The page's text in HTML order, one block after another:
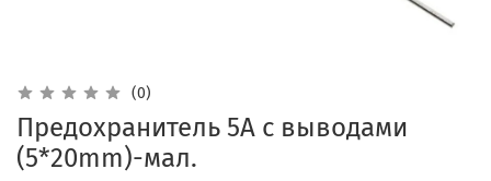
(0)
Предохранитель 5A с выводами
(5*20mm)-мал.